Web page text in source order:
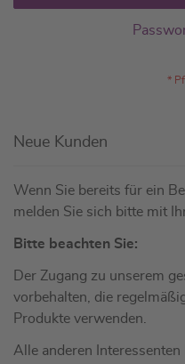
Neue Kunden
Wenn Sie bereits für ein
melden Sie sich bitte mit
Bitte beachten Sie:
Der Zugang zu unserem
vorbehalten, die
Produkte verwenden.
Alle anderen